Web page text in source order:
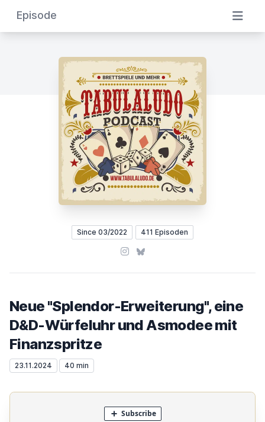
Episode
Since 03/2022 411 Episoden
Instagram
Bluesky
Neue "Splendor-Erweiterung", eine
D&D-Würfeluhr und Asmodee mit
Finanzspritze
23.11.2024 40 min